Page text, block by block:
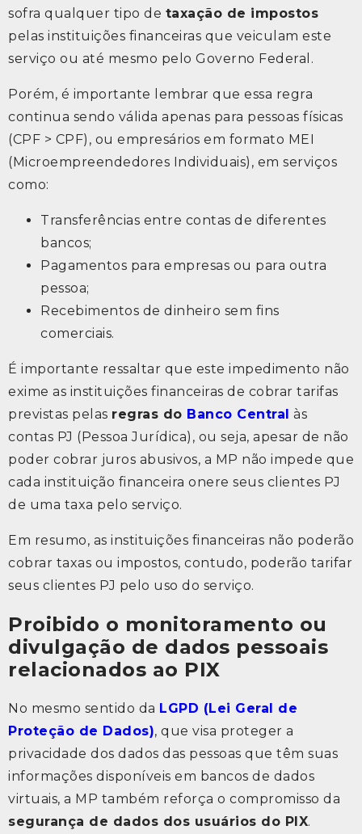
sofra qualquer tipo de taxação de impostos
pelas instituições financeiras que veiculam este
serviço ou até mesmo pelo Governo Federal.
Porém, é importante lembrar que essa regra
continua sendo válida apenas para pessoas físicas
(CPF > CPF), ou empresários em formato MEI
(Microempreendedores Individuais), em serviços
como:
Transferências entre contas de diferentes
bancos;
Pagamentos para empresas ou para outra
pessoa;
Recebimentos de dinheiro sem fins
comerciais.
É importante ressaltar que este impedimento não
exime as instituições financeiras de cobrar tarifas
previstas pelas regras do Banco Central às
contas PJ (Pessoa Jurídica), ou seja, apesar de não
poder cobrar juros abusivos, a MP não impede que
cada instituição financeira onere seus clientes PJ
de uma taxa pelo serviço.
Em resumo, as instituições financeiras não poderão
cobrar taxas ou impostos, contudo, poderão tarifar
seus clientes PJ pelo uso do serviço.
Proibido o monitoramento ou
divulgação de dados pessoais
relacionados ao PIX
No mesmo sentido da LGPD (Lei Geral de
Proteção de Dados), que visa proteger a
privacidade dos dados das pessoas que têm suas
informações disponíveis em bancos de dados
virtuais, a MP também reforça o compromisso da
segurança de dados dos usuários do PIX.